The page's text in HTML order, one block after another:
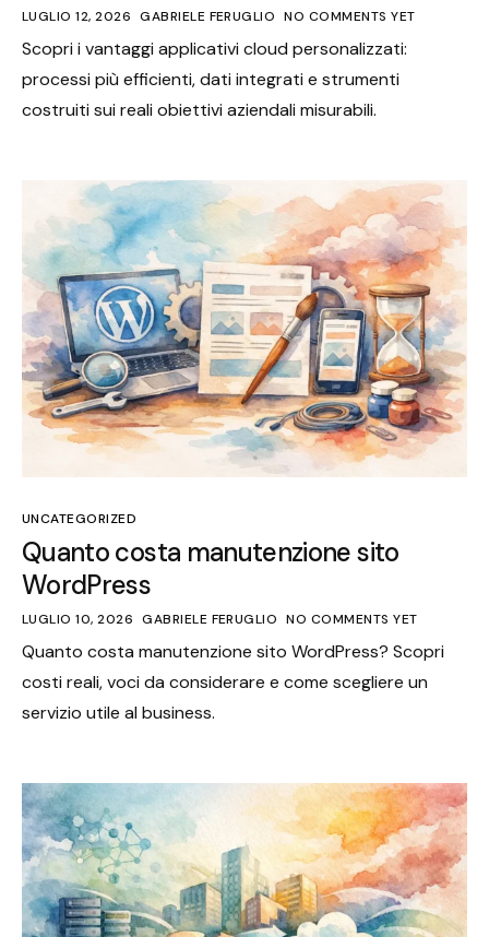
LUGLIO 12, 2026 GABRIELE FERUGLIO NO COMMENTS YET
Scopri i vantaggi applicativi cloud personalizzati:
processi più efficienti, dati integrati e strumenti
costruiti sui reali obiettivi aziendali misurabili.
UNCATEGORIZED
Quanto costa manutenzione sito
WordPress
LUGLIO 10, 2026 GABRIELE FERUGLIO NO COMMENTS YET
Quanto costa manutenzione sito WordPress? Scopri
costi reali, voci da considerare e come scegliere un
servizio utile al business.